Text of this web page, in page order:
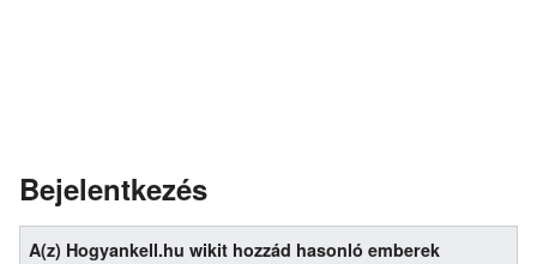
Bejelentkezés
A(z) Hogyankell.hu wikit hozzád hasonló emberek